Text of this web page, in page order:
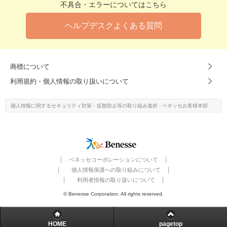
不具合・エラーについてはこちら
ヘルプデスクよくある質問
商標について
利用規約・個人情報の取り扱いについて
個人情報に関するセキュリティ対策・ 拡散防止等の取り組み進捗 : ベネッセお客様本部
ベネッセコーポレーションについて
個人情報保護への取り組みについて
利用者情報の取り扱いについて
© Benesse Corporation. All rights reserved.
HOME pagetop